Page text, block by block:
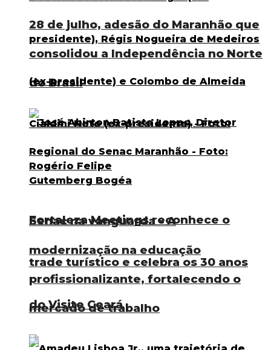
28 de julho, adesão do Maranhão que
consolidou a Independência no Norte
do Brasil
Senac na vanguarda – A
modernização na educação
profissionalizante, fortalecendo o
mercado de trabalho
Fortaleza Meetings reconhece o
trade turístico e celebra os 30 anos
do Visite Ceará